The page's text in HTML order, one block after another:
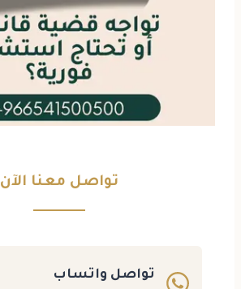
تواصل معنا الآن
تواصل واتساب